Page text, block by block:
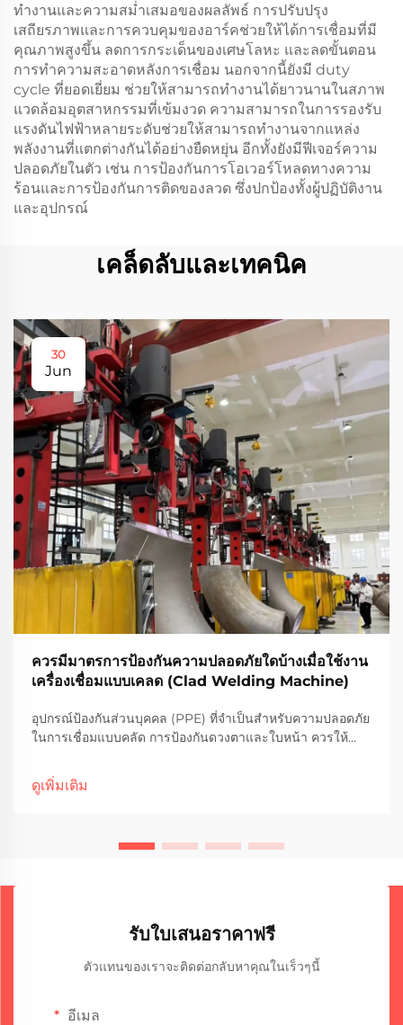
ทำงานและความสม่ำเสมอของผลลัพธ์ การปรับปรุง
เสถียรภาพและการควบคุมของอาร์คช่วยให้ได้การเชื่อมที่มี
คุณภาพสูงขึ้น ลดการกระเด็นของเศษโลหะ และลดขั้นตอน
การทำความสะอาดหลังการเชื่อม นอกจากนี้ยังมี duty
cycle ที่ยอดเยี่ยม ช่วยให้สามารถทำงานได้ยาวนานในสภาพ
แวดล้อมอุตสาหกรรมที่เข้มงวด ความสามารถในการรองรับ
แรงดันไฟฟ้าหลายระดับช่วยให้สามารถทำงานจากแหล่ง
พลังงานที่แตกต่างกันได้อย่างยืดหยุ่น อีกทั้งยังมีฟีเจอร์ความ
ปลอดภัยในตัว เช่น การป้องกันการโอเวอร์โหลดทางความ
ร้อนและการป้องกันการติดของลวด ซึ่งปกป้องทั้งผู้ปฏิบัติงาน
และอุปกรณ์
เคล็ดลับและเทคนิค
30
Jun
ควรมีมาตรการป้องกันความปลอดภัยใดบ้างเมื่อใช้งาน
เครื่องเชื่อมแบบเคลด (Clad Welding Machine)
อุปกรณ์ป้องกันส่วนบุคคล (PPE) ที่จำเป็นสำหรับความปลอดภัย
ในการเชื่อมแบบคลัด การป้องกันดวงตาและใบหน้า ควรให้
เพราะประกายไฟและรังสีอัลตราไวโอเลตที่เกิดขึ้นสามารถก่อ
ให้เกิดอันตรายได้ แว่นตาหรือหน้ากากป้องกันไม่ใช่แค่คำ
ดูเพิ่มเติม
รับใบเสนอราคาฟรี
ตัวแทนของเราจะติดต่อกลับหาคุณในเร็วๆนี้
อีเมล